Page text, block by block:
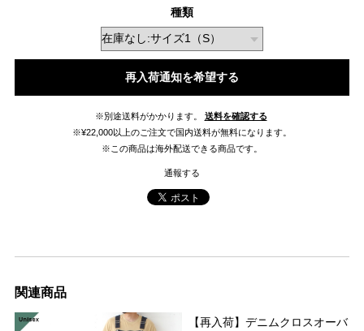
種類
再入荷通知を希望する
※別途送料がかかります。
送料を確認する
※¥22,000以上のご注文で国内送料が無料になります。
※この商品は海外配送できる商品です。
通報する
関連商品
【再入荷】デニムクロスオーバ